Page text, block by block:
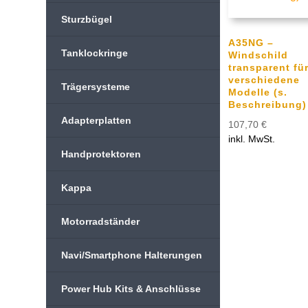
Sturzbügel
Tanklockringe
Trägersysteme
Adapterplatten
Handprotektoren
Kappa
Motorradständer
Navi/Smartphone Halterungen
Power Hub Kits & Anschlüsse
A35NG –
Windschild
transparent für
verschiedene
Modelle (s.
Beschreibung)
107,70 €
inkl. MwSt.